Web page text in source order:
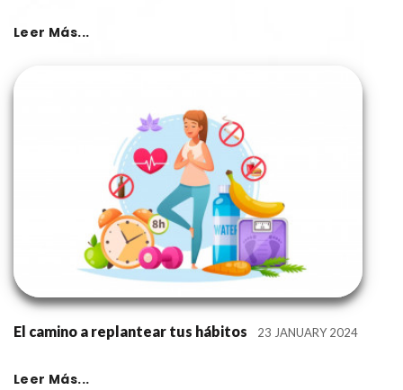
Leer Más...
El camino a replantear tus hábitos 23 JANUARY 2024
Leer Más...